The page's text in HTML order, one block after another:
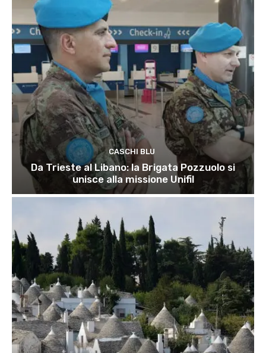
CASCHI BLU
Da Trieste al Libano: la Brigata Pozzuolo si
unisce alla missione Unifil